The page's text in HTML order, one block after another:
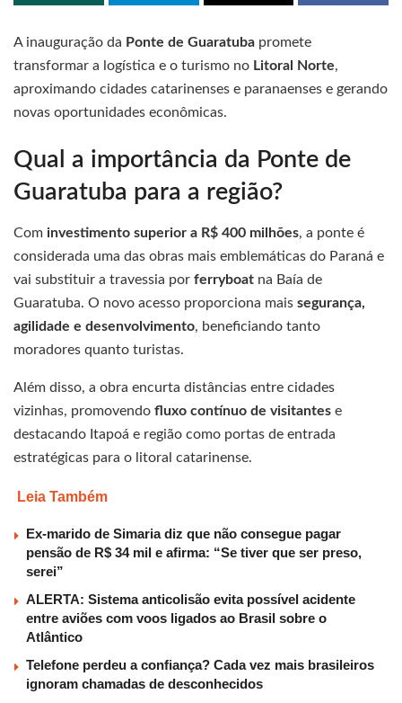
A inauguração da Ponte de Guaratuba promete
transformar a logística e o turismo no Litoral Norte,
aproximando cidades catarinenses e paranaenses e gerando
novas oportunidades econômicas.
Qual a importância da Ponte de
Guaratuba para a região?
Com investimento superior a R$ 400 milhões, a ponte é
considerada uma das obras mais emblemáticas do Paraná e
vai substituir a travessia por ferryboat na Baía de
Guaratuba. O novo acesso proporciona mais segurança,
agilidade e desenvolvimento, beneficiando tanto
moradores quanto turistas.
Além disso, a obra encurta distâncias entre cidades
vizinhas, promovendo fluxo contínuo de visitantes e
destacando Itapoá e região como portas de entrada
estratégicas para o litoral catarinense.
Leia Também
Ex-marido de Simaria diz que não consegue pagar
pensão de R$ 34 mil e afirma: “Se tiver que ser preso,
serei”
ALERTA: Sistema anticolisão evita possível acidente
entre aviões com voos ligados ao Brasil sobre o
Atlântico
Telefone perdeu a confiança? Cada vez mais brasileiros
ignoram chamadas de desconhecidos